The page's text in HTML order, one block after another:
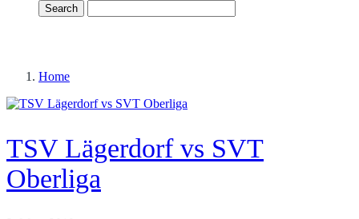
Home
TSV Lägerdorf vs SVT
Oberliga